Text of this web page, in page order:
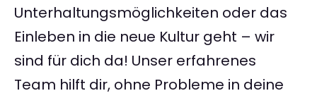
Unterhaltungsmöglichkeiten oder das
Einleben in die neue Kultur geht – wir
sind für dich da! Unser erfahrenes
Team hilft dir, ohne Probleme in deine